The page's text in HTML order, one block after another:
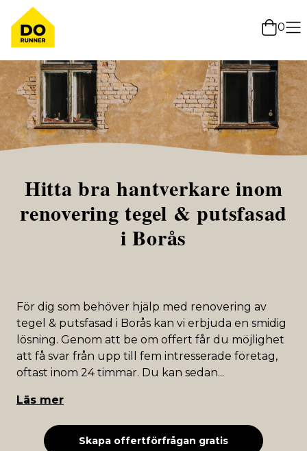
0
Hitta bra hantverkare inom
renovering tegel & putsfasad
i Borås
För dig som behöver hjälp med renovering av
tegel & putsfasad i Borås kan vi erbjuda en smidig
lösning. Genom att be om offert får du möjlighet
att få svar från upp till fem intresserade företag,
oftast inom 24 timmar. Du kan sedan...
Läs mer
Skapa offertförfrågan gratis